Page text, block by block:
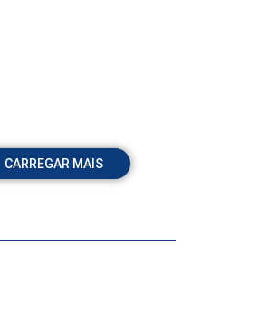
CARREGAR MAIS